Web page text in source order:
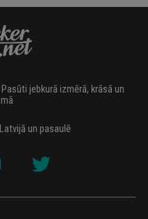
jebkurā izmērā, krāsā un
un pasaulē